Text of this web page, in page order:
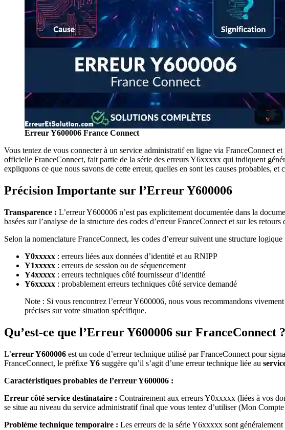
Erreur Y600006 France Connect
Vous tentez de vous connecter à un service administratif en ligne via FranceConnect et
officielle FranceConnect, fait partie de la série des erreurs Y6xxxxx qui indiquent
expliquons ce que nous savons de cette erreur, quelles en sont les causes probables,
Précision Importante sur l’Erreur Y600006
Transparence : L’erreur Y600006 n’est pas explicitement documentée dans la
basées sur l’analyse de la structure des codes d’erreur FranceConnect et sur les
Selon la nomenclature FranceConnect, les codes d’erreur suivent une structure logique
Y0xxxxx : erreurs liées aux données d’identité et au RNIPP
Y1xxxxx : erreurs de session ou de séquencement
Y4xxxxx : erreurs techniques côté fournisseur d’identité
Y6xxxxx : probablement erreurs techniques côté service demandé
Note : Si vous rencontrez l’erreur Y600006, nous vous recommandons
précises sur votre situation spécifique.
Qu’est-ce que l’Erreur Y600006 sur FranceConnect ?
L’erreur Y600006 est un code d’erreur technique utilisé par FranceConnect pour
FranceConnect, le préfixe Y6 suggère qu’il s’agit d’une erreur technique liée au
Caractéristiques probables de l’erreur Y600006 :
Erreur côté service destinataire : Contrairement aux erreurs Y0xxxxx (liées à vos
se situe au niveau du service administratif final que vous tentez d’utiliser (Mon
Problème technique temporaire : Les erreurs de la série Y6xxxxx sont